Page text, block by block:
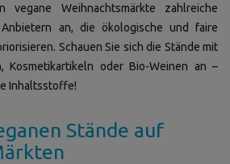
vegane Weihnachtsmärkte zahlreiche
an, die ökologische und faire
Schauen Sie sich die Stände mit
Kosmetikartikeln oder Bio-Weinen an –
Inhaltsstoffe!
Stände auf